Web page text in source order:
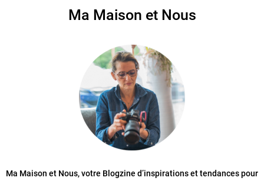
Ma Maison et Nous
Ma Maison et Nous, votre Blogzine d’inspirations et tendances pour